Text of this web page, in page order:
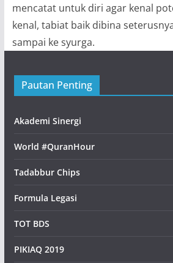
mencatat untuk diri agar kenal
kenal, tabiat baik dibina
sampai ke syurga.
Pautan Penting
Akademi Sinergi
World #QuranHour
Tadabbur Chips
Formula Legasi
TOT BDS
PIKIAQ 2019